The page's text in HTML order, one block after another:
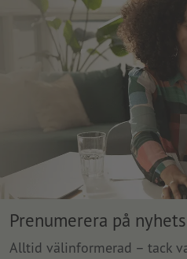
Prenumerera på
Alltid välinformerad – tack